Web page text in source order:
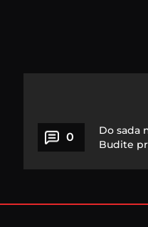
0
Do sada
Budite